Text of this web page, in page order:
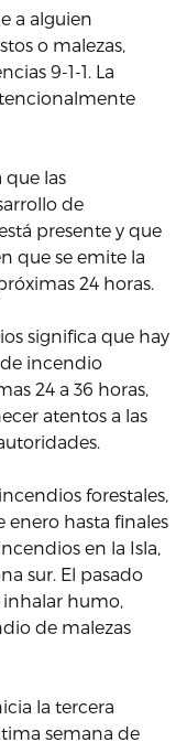
a alguien
o malezas,
9-1-1. La
que las
de
presente y que
que se emite la
24 horas.
significa que hay
incendio
24 a 36 horas,
atentos a las
forestales,
hasta finales
en la Isla,
sur. El pasado
humo,
de malezas
la tercera
semana de